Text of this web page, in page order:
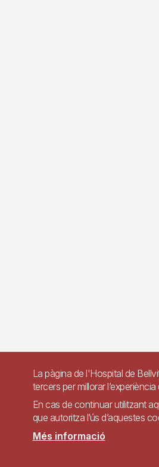
La pàgina de l'Hospital de
tercers per millorar l’experiència
En cas de continuar utilitzant
que autoritza l’ús d’aquestes
Més informació